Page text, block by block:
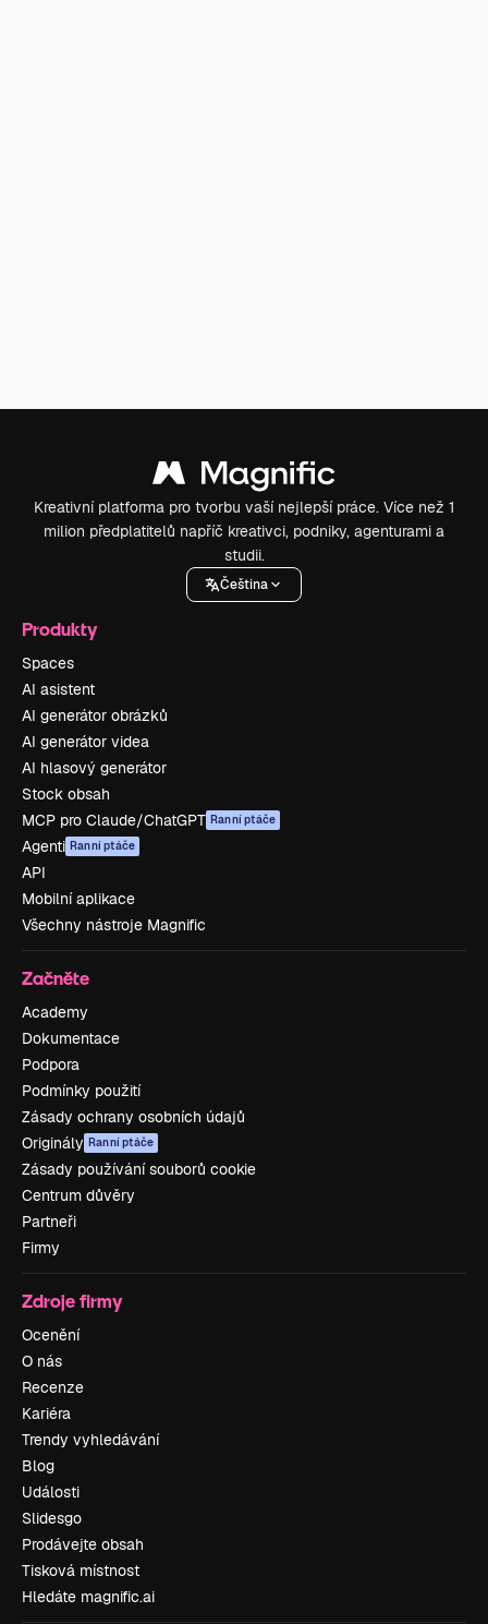
Kreativní platforma pro tvorbu vaší nejlepší práce. Více než 1
milion předplatitelů napříč kreativci, podniky, agenturami a
studii.
Čeština
Produkty
Spaces
AI asistent
AI generátor obrázků
AI generátor videa
AI hlasový generátor
Stock obsah
MCP pro Claude/ChatGPT Ranní ptáče
Agenti Ranní ptáče
API
Mobilní aplikace
Všechny nástroje Magnific
Začněte
Academy
Dokumentace
Podpora
Podmínky použití
Zásady ochrany osobních údajů
Originály Ranní ptáče
Zásady používání souborů cookie
Centrum důvěry
Partneři
Firmy
Zdroje firmy
Ocenění
O nás
Recenze
Kariéra
Trendy vyhledávání
Blog
Události
Slidesgo
Prodávejte obsah
Tisková místnost
Hledáte magnific.ai